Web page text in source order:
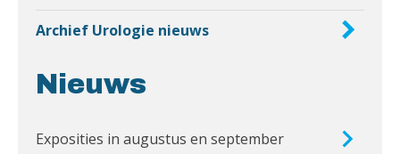
Archief Urologie nieuws
Nieuws
Exposities in augustus en september